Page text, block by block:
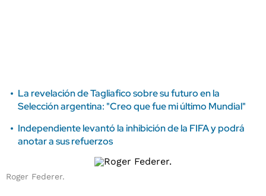
La revelación de Tagliafico sobre su futuro en la
Selección argentina: "Creo que fue mi último Mundial"
Independiente levantó la inhibición de la FIFA y podrá
anotar a sus refuerzos
Roger Federer.